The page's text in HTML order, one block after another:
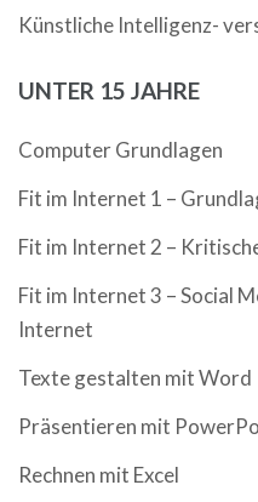
Künstliche Intelligenz-
UNTER 15 JAHRE
Computer Grundlagen
Fit im Internet 1 –
Fit im Internet 2 –
Fit im Internet 3 – Social
Internet
Texte gestalten mit Word
Präsentieren mit
Rechnen mit Excel